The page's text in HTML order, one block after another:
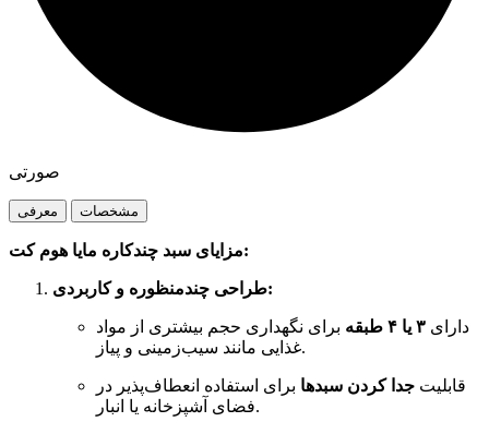
صورتی
معرفی مشخصات
مزایای سبد چندکاره مایا هوم کت:
طراحی چندمنظوره و کاربردی:
دارای ۳ یا ۴ طبقه
برای نگهداری حجم بیشتری از مواد
غذایی مانند سیب‌زمینی و پیاز.
قابلیت جدا کردن سبدها برای استفاده انعطاف‌پذیر در
فضای آشپزخانه یا انبار.